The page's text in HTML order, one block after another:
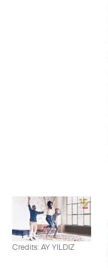
Credits: AY YILDIZ